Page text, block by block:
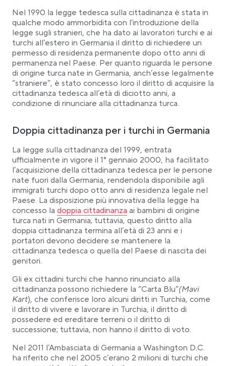
Nel 1990 la legge tedesca sulla cittadinanza è stata in
qualche modo ammorbidita con l’introduzione della
legge sugli stranieri, che ha dato ai lavoratori turchi e ai
turchi all’estero in Germania il diritto di richiedere un
permesso di residenza permanente dopo otto anni di
permanenza nel Paese. Per quanto riguarda le persone
di origine turca nate in Germania, anch’esse legalmente
“straniere”, è stato concesso loro il diritto di acquisire la
cittadinanza tedesca all’età di diciotto anni, a
condizione di rinunciare alla cittadinanza turca.
Doppia cittadinanza per i turchi in Germania
La legge sulla cittadinanza del 1999, entrata
ufficialmente in vigore il 1° gennaio 2000, ha facilitato
l’acquisizione della cittadinanza tedesca per le persone
nate fuori dalla Germania, rendendola disponibile agli
immigrati turchi dopo otto anni di residenza legale nel
Paese. La disposizione più innovativa della legge ha
concesso la Link opens in a new tab
doppia cittadinanza ai bambini di origine
turca nati in Germania; tuttavia, questo diritto alla
doppia cittadinanza termina all’età di 23 anni e i
portatori devono decidere se mantenere la
cittadinanza tedesca o quella del Paese di nascita dei
genitori.
Gli ex cittadini turchi che hanno rinunciato alla
cittadinanza possono richiedere la “Carta Blu”(Mavi
Kart), che conferisce loro alcuni diritti in Turchia, come
il diritto di vivere e lavorare in Turchia, il diritto di
possedere ed ereditare terreni o il diritto di
successione; tuttavia, non hanno il diritto di voto.
Nel 2011 l’Ambasciata di Germania a Washington D.C.
ha riferito che nel 2005 c’erano 2 milioni di turchi che